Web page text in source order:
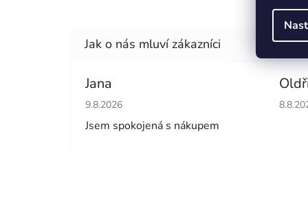
Jana
Hodnocení obchodu je 5 z 5 hvězdiček.
9.8.2026
Jsem spokojená s nákupem